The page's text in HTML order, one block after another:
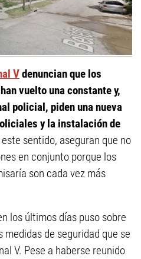
Vdenuncian que los
vuelto una constante y,
policial, piden una nueva
y la instalación de
este sentido, aseguran que no
en conjunto porque los
son cada vez más
los últimos días puso sobre
de seguridad que se
V. Pese a haberse reunido